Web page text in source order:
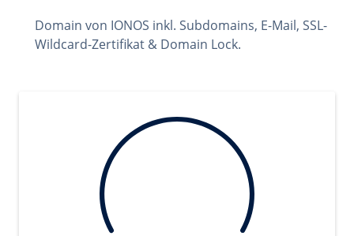
Domain von IONOS inkl. Subdomains, E-Mail, SSL-
Wildcard-Zertifikat & Domain Lock.